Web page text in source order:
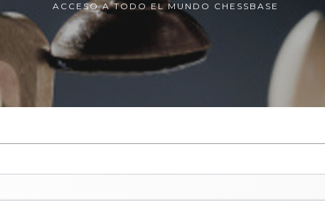
ACCESO A TODO EL MUNDO CHESSBASE